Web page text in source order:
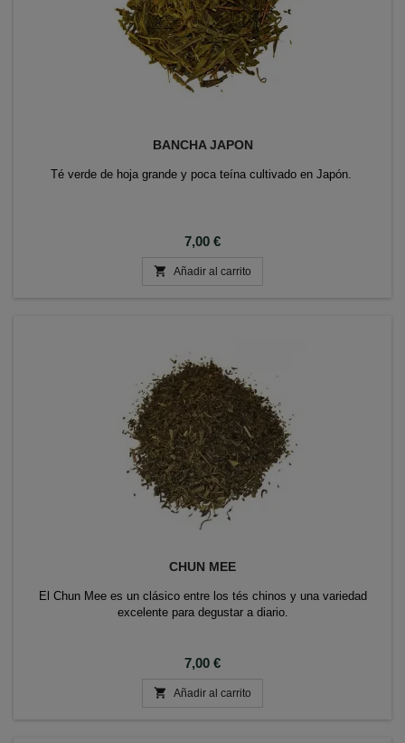
BANCHA JAPON
Té verde de hoja grande y poca teína cultivado en Japón.
Precio
7,00 €
 Añadir al carrito
CHUN MEE
El Chun Mee es un clásico entre los tés chinos y una variedad
excelente para degustar a diario.
Precio
7,00 €
 Añadir al carrito